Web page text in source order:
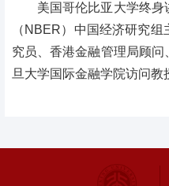
美国哥伦比亚大学终
（NBER）中国经济研究
究员、香港金融管理局顾
旦大学国际金融学院访问教